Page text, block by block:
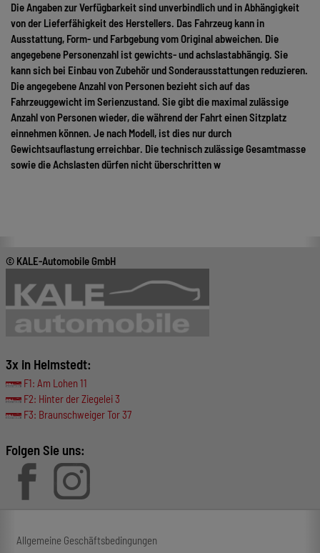
Die Angaben zur Verfügbarkeit sind unverbindlich und in Abhängigkeit
von der Lieferfähigkeit des Herstellers. Das Fahrzeug kann in
Ausstattung, Form- und Farbgebung vom Original abweichen. Die
angegebene Personenzahl ist gewichts- und achslastabhängig. Sie
kann sich bei Einbau von Zubehör und Sonderausstattungen reduzieren.
Die angegebene Anzahl von Personen bezieht sich auf das
Fahrzeuggewicht im Serienzustand. Sie gibt die maximal zulässige
Anzahl von Personen wieder, die während der Fahrt einen Sitzplatz
einnehmen können. Je nach Modell, ist dies nur durch
Gewichtsauflastung erreichbar. Die technisch zulässige Gesamtmasse
sowie die Achslasten dürfen nicht überschritten w
© KALE-Automobile GmbH
3x in Helmstedt:
F1: Am Lohen 11
F2: Hinter der Ziegelei 3
F3: Braunschweiger Tor 37
Folgen Sie uns:
Allgemeine Geschäftsbedingungen